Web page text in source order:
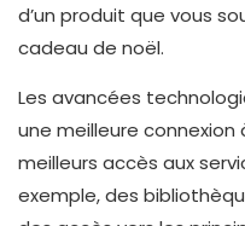
d’un produit que vous
cadeau de noël.
Les avancées
une meilleure connexion
meilleurs accès aux
exemple, des